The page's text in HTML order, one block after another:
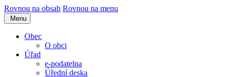
Rovnou na obsah Rovnou na menu
Menu
Obec
O obci
Úřad
e-podatelna
Úřední deska